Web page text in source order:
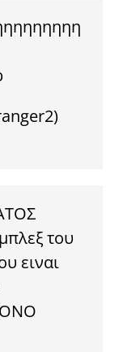
του
ειναι